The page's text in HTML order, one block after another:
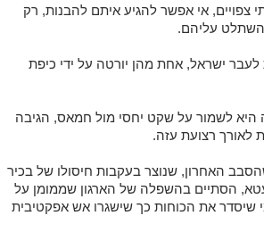
צפויים, אי אפשר להגיע איתם להבנות, רק
עליהם.
ישראל, אחת מהן יורטה על ידי כיפת
לשמור על שקט יחסי מול חמאס, הגיבה
לאורך רצועת עזה.
האחרון, שנוצר בעקבות חיסולו של בכיר
הסתיים בהשפלה של הארגון שממומן על
שיסדר את הכוחות כך שישגרו אש אפקטיבית